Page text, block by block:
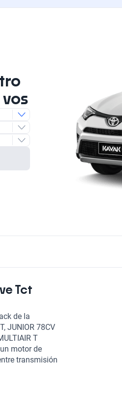
Tct
de la
JUNIOR 78CV
T
motor de
transmisión